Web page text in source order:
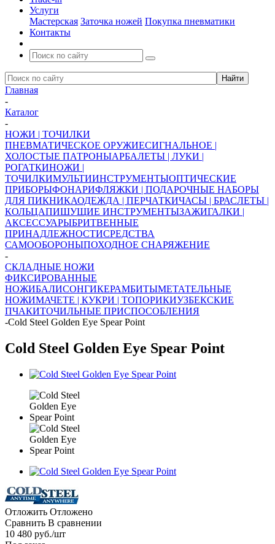
Услуги
Мастерская Заточка ножей Покупка пневматики
Контакты
Главная
-
Каталог
-
НОЖИ | ТОЧИЛКИ
ПНЕВМАТИЧЕСКОЕ ОРУЖИЕСИГНАЛЬНОЕ |
ХОЛОСТЫЕ ПАТРОНЫАРБАЛЕТЫ | ЛУКИ |
РОГАТКИНОЖИ |
ТОЧИЛКИМУЛЬТИИНСТРУМЕНТЫОПТИЧЕСКИЕ
ПРИБОРЫФОНАРИФЛЯЖКИ | ПОДАРОЧНЫЕ НАБОРЫ
ДЛЯ ПИКНИКАОДЕЖДА | ПЕРЧАТКИЧАСЫ | БРАСЛЕТЫ |
КОЛЬЦАПИШУЩИЕ ИНСТРУМЕНТЫЗАЖИГАЛКИ |
АКСЕССУАРЫБРИТВЕННЫЕ
ПРИНАДЛЕЖНОСТИСРЕДСТВА
САМООБОРОНЫПОХОДНОЕ СНАРЯЖЕНИЕ
-
СКЛАДНЫЕ НОЖИ
ФИКСИРОВАННЫЕ
НОЖИБАЛИСОНГИКЕРАМБИТЫМЕТАТЕЛЬНЫЕ
НОЖИМАЧЕТЕ | КУКРИ | ТОПОРИКИУЗБЕКСКИЕ
ПЧАКИТОЧИЛЬНЫЕ ПРИСПОСОБЛЕНИЯ
-Cold Steel Golden Eye Spear Point
Cold Steel Golden Eye Spear Point
Отложить Отложено
Сравнить В сравнении
10 480 руб./шт